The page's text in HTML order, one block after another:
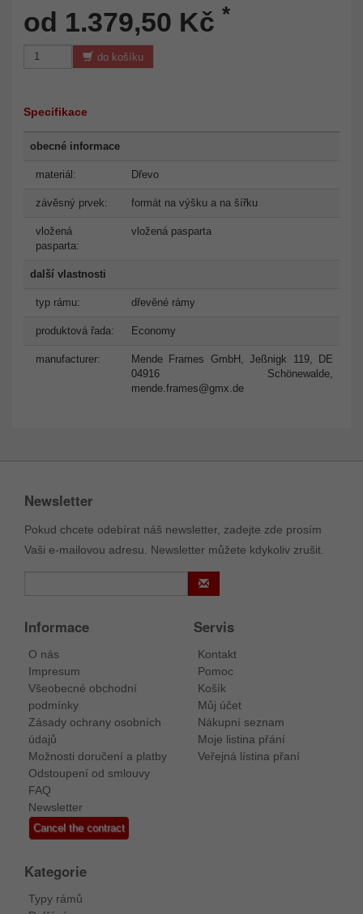
od 1.379,50 Kč *
do košíku
Specifikace
obecné informace
materiál: Dřevo
závěsný prvek: formát na výšku a na šířku
vložená
pasparta:
vložená pasparta
další vlastnosti
typ rámu: dřevěné rámy
produktová řada: Economy
manufacturer:
Mende Frames GmbH, Jeßnigk 119, DE
04916 Schönewalde,
mende.frames@gmx.de
Newsletter
Pokud chcete odebírat náš newsletter, zadejte zde prosím
Vaši e-mailovou adresu. Newsletter můžete kdykoliv zrušit.
Informace
O nás
Impresum
Všeobecné obchodní
podmínky
Zásady ochrany osobních
údajů
Možnosti doručení a platby
Odstoupení od smlouvy
FAQ
Newsletter
Cancel the contract
Servis
Kontakt
Pomoc
Košík
Můj účet
Nákupní seznam
Moje listina přání
Veřejná lístina přaní
Kategorie
Typy rámů